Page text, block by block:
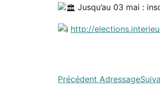
Jusqu’au 03 mai :
http://
Navigation
Précédent Adressage